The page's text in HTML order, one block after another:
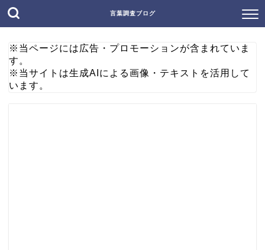
言葉調査ブログ
※当ページには広告・プロモーションが含まれていま
す。
※当サイトは生成AIによる画像・テキストを活用して
います。